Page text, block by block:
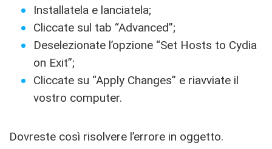
Installatela e lanciatela;
Cliccate sul tab “Advanced”;
Deselezionate l’opzione “Set Hosts to Cydia
on Exit”;
Cliccate su “Apply Changes” e riavviate il
vostro computer.
Dovreste così risolvere l’errore in oggetto.